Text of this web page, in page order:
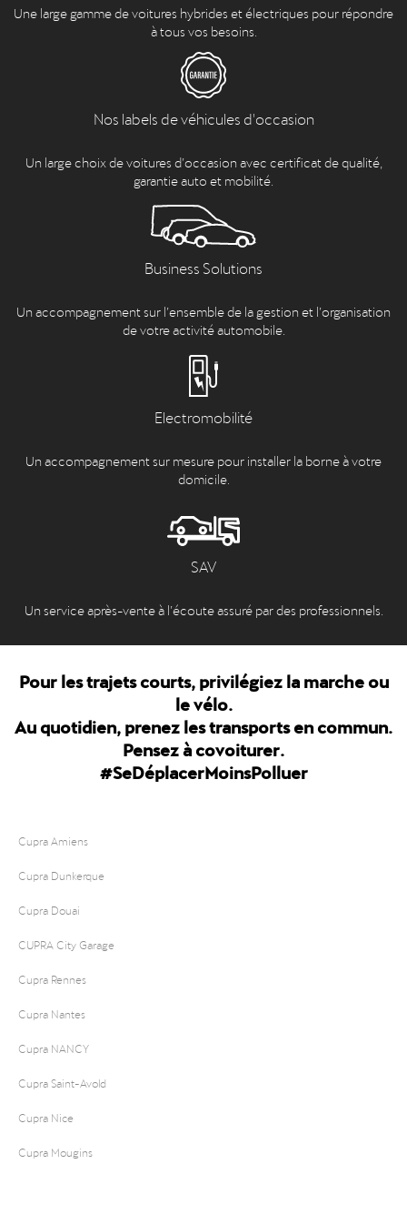
Une large gamme de voitures hybrides et électriques pour répondre
à tous vos besoins.
Nos labels de véhicules d'occasion
Un large choix de voitures d’occasion avec certificat de qualité,
garantie auto et mobilité.
Business Solutions
Un accompagnement sur l’ensemble de la gestion et l’organisation
de votre activité automobile.
Electromobilité
Un accompagnement sur mesure pour installer la borne à votre
domicile.
SAV
Un service après-vente à l’écoute assuré par des professionnels.
Pour les trajets courts, privilégiez la marche ou
le vélo.
Au quotidien, prenez les transports en commun.
Pensez à covoiturer.
#SeDéplacerMoinsPolluer
Cupra Amiens
Cupra Dunkerque
Cupra Douai
CUPRA City Garage
Cupra Rennes
Cupra Nantes
Cupra NANCY
Cupra Saint-Avold
Cupra Nice
Cupra Mougins